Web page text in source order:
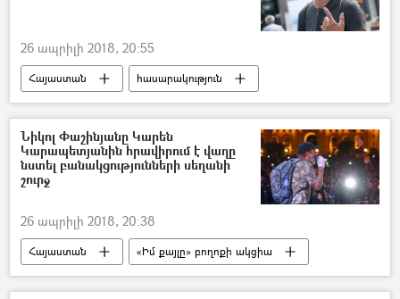
26 ապրիլի 2018, 20:55
Հայաստան
հասարակություն
«Իմ քայլը» բողոքի ակցիա
Նիկոլ Փաշինյանը Կարեն
Կարապետյանին հրավիրում է վաղը
նստել բանակցությունների սեղանի
շուրջ
26 ապրիլի 2018, 20:38
Հայաստան «Իմ քայլը» բողոքի ակցիա